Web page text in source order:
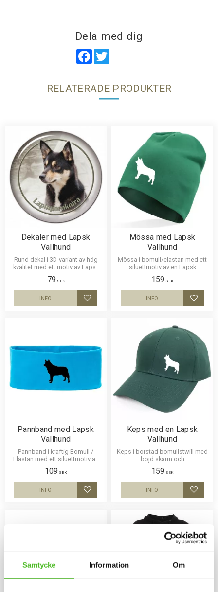
Samtycke Information Om
Dela med dig
Facebook
RELATERADE PRODUKTER
Dekaler med Lapsk
Vallhund
Rund dekal i 3D-variant av hög
kvalitet med ett motiv av Lapsk
cm och 15 cm i diameter.
79 SEK
Lägg till i favoriter
INFO
Mössa med Lapsk
Vallhund
Mössa i bomull/elastan med ett
siluettmotiv av en Lapsk
färger.
159 SEK
Lägg
INFO
Pannband med Lapsk
Vallhund
Pannband i kraftig Bomull /
Elastan med ett siluettmotiv av
109 SEK
Lägg till i favoriter
INFO
Keps med en Lapsk
Vallhund
Keps i borstad bomullstwill med
böjd skärm och
siluettmotiv av en Lapsk
Vallhund.
159 SEK
Lägg
INFO